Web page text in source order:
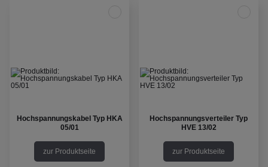
Hochspannungskabel Typ HKA
05/01
zur Produktseite
Hochspannungsverteiler Typ
HVE 13/02
zur Produktseite